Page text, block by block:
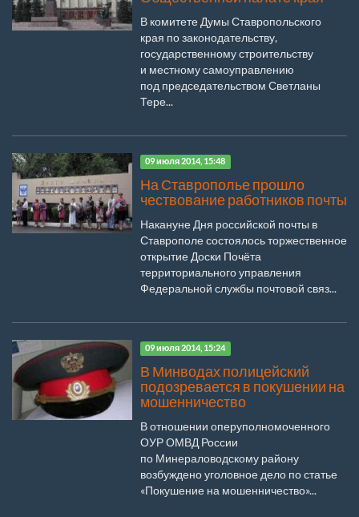
В комитете Думы Ставропольского
края по законодательству,
государственному строительству
и местному самоуправлению
под председательством Светланы
Тере...
09 июля 2014, 15:48
На Ставрополье прошло
чествование работников почты
Накануне Дня российской почты в
Ставрополе состоялось торжественное
открытие Доски Почёта
территориального управления
Федеральной службы почтовой связ...
09 июля 2014, 15:24
В Минводах полицейский
подозревается в покушении на
мошенничество
В отношении оперуполномоченного
ОУР ОМВД России
по Минераловодскому району
возбуждено уголовное дело по статье
«Покушение на мошенничество»...